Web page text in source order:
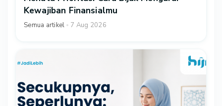
Kewajiban Finansialmu
Semua artikel 7 Aug 2026